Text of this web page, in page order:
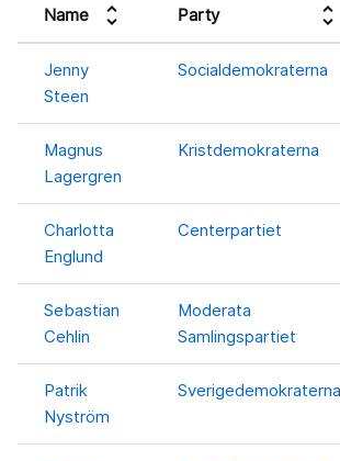
Name unfold_more Party unfold_more
Jenny
Steen
Socialdemokraterna
Magnus
Lagergren
Kristdemokraterna
Charlotta
Englund
Centerpartiet
Sebastian
Cehlin
Moderata
Samlingspartiet
Patrik
Nyström
Sverigedemokraterna